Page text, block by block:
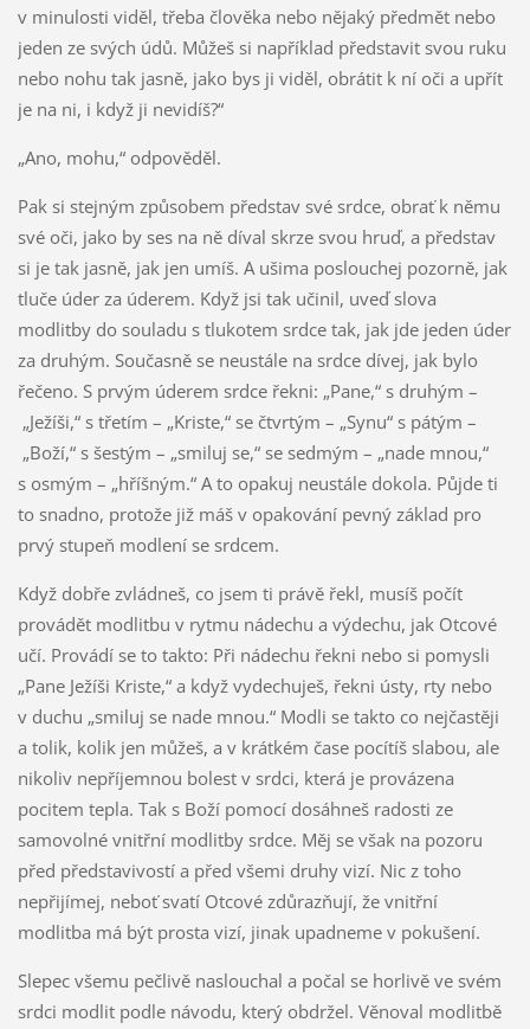
v minulosti viděl, třeba člověka nebo nějaký předmět nebo
jeden ze svých údů. Můžeš si například představit svou ruku
nebo nohu tak jasně, jako bys ji viděl, obrátit k ní oči a upřít
je na ni, i když ji nevidíš?“
„Ano, mohu,“ odpověděl.
Pak si stejným způsobem představ své srdce, obrať k němu
své oči, jako by ses na ně díval skrze svou hruď, a představ
si je tak jasně, jak jen umíš. A ušima poslouchej pozorně, jak
tluče úder za úderem. Když jsi tak učinil, uveď slova
modlitby do souladu s tlukotem srdce tak, jak jde jeden úder
za druhým. Současně se neustále na srdce dívej, jak bylo
řečeno. S prvým úderem srdce řekni: „Pane,“ s druhým –
„Ježíši,“ s třetím – „Kriste,“ se čtvrtým – „Synu“ s pátým –
„Boží,“ s šestým – „smiluj se,“ se sedmým – „nade mnou,“
s osmým – „hříšným.“ A to opakuj neustále dokola. Půjde ti
to snadno, protože již máš v opakování pevný základ pro
prvý stupeň modlení se srdcem.
Když dobře zvládneš, co jsem ti právě řekl, musíš počít
provádět modlitbu v rytmu nádechu a výdechu, jak Otcové
učí. Provádí se to takto: Při nádechu řekni nebo si pomysli
„Pane Ježíši Kriste,“ a když vydechuješ, řekni ústy, rty nebo
v duchu „smiluj se nade mnou.“ Modli se takto co nejčastěji
a tolik, kolik jen můžeš, a v krátkém čase pocítíš slabou, ale
nikoliv nepříjemnou bolest v srdci, která je provázena
pocitem tepla. Tak s Boží pomocí dosáhneš radosti ze
samovolné vnitřní modlitby srdce. Měj se však na pozoru
před představivostí a před všemi druhy vizí. Nic z toho
nepřijímej, neboť svatí Otcové zdůrazňují, že vnitřní
modlitba má být prosta vizí, jinak upadneme v pokušení.
Slepec všemu pečlivě naslouchal a počal se horlivě ve svém
srdci modlit podle návodu, který obdržel. Věnoval modlitbě